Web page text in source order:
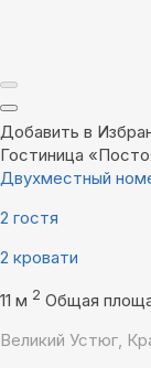
Добавить в
Гостиница
Двухместный
2 гостя
2 кровати
11 м 2 Общая
Великий Устюг,